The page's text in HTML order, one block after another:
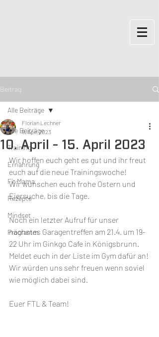
Beitrag
Alle Beiträge
Training
Ernährung
Fit Mama
Rezepte
Mindset
Programm
Alle Beiträge
10. April - 15. April 2023
Florian Lechner
9. Apr. 2023
Wir hoffen euch geht es gut und ihr freut
euch auf die neue Trainingswoche!
Wir wünschen euch frohe Ostern und
Eiersuche, bis die Tage.
Noch ein letzter Aufruf für unser
nächstes Garagentreffen am 21.4. um 19-
22 Uhr im Ginkgo Cafe in Königsbrunn.
Meldet euch in der Liste im Gym dafür an!
Wir würden uns sehr freuen wenn soviel
wie möglich dabei sind.
Euer FTL & Team!